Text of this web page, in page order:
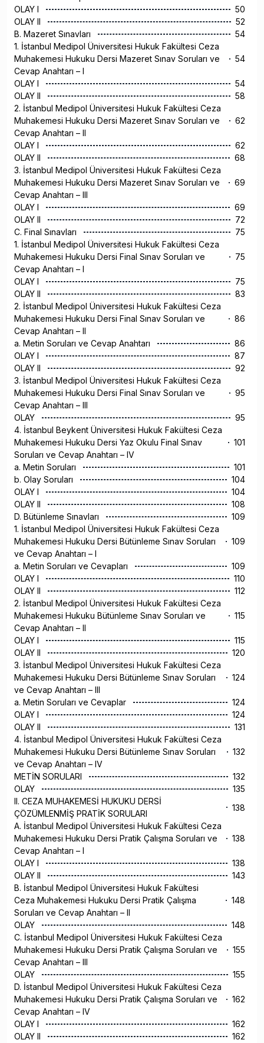
OLAY I
50
OLAY II
52
B. Mazeret Sınavları
54
1. İstanbul Medipol Üniversitesi Hukuk Fakültesi Ceza
Muhakemesi Hukuku Dersi Mazeret Sınav Soruları ve
Cevap Anahtarı – I
54
OLAY I
54
OLAY II
58
2. İstanbul Medipol Üniversitesi Hukuk Fakültesi Ceza
Muhakemesi Hukuku Dersi Mazeret Sınav Soruları ve
Cevap Anahtarı – II
62
OLAY I
62
OLAY II
68
3. İstanbul Medipol Üniversitesi Hukuk Fakültesi Ceza
Muhakemesi Hukuku Dersi Mazeret Sınav Soruları ve
Cevap Anahtarı – III
69
OLAY I
69
OLAY II
72
C. Final Sınavları
75
1. İstanbul Medipol Üniversitesi Hukuk Fakültesi Ceza
Muhakemesi Hukuku Dersi Final Sınav Soruları ve
Cevap Anahtarı – I
75
OLAY I
75
OLAY II
83
2. İstanbul Medipol Üniversitesi Hukuk Fakültesi Ceza
Muhakemesi Hukuku Dersi Final Sınav Soruları ve
Cevap Anahtarı – II
86
a. Metin Soruları ve Cevap Anahtarı
86
OLAY I
87
OLAY II
92
3. İstanbul Medipol Üniversitesi Hukuk Fakültesi Ceza
Muhakemesi Hukuku Dersi Final Sınav Soruları ve
Cevap Anahtarı – III
95
OLAY
95
4. İstanbul Beykent Üniversitesi Hukuk Fakültesi Ceza
Muhakemesi Hukuku Dersi Yaz Okulu Final Sınav
Soruları ve Cevap Anahtarı – IV
101
a. Metin Soruları
101
b. Olay Soruları
104
OLAY I
104
OLAY II
108
D. Bütünleme Sınavları
109
1. İstanbul Medipol Üniversitesi Hukuk Fakültesi Ceza
Muhakemesi Hukuku Dersi Bütünleme Sınav Soruları
ve Cevap Anahtarı – I
109
a. Metin Soruları ve Cevapları
109
OLAY I
110
OLAY II
112
2. İstanbul Medipol Üniversitesi Hukuk Fakültesi Ceza
Muhakemesi Hukuku Bütünleme Sınav Soruları ve
Cevap Anahtarı – II
115
OLAY I
115
OLAY II
120
3. İstanbul Medipol Üniversitesi Hukuk Fakültesi Ceza
Muhakemesi Hukuku Dersi Bütünleme Sınav Soruları
ve Cevap Anahtarı – III
124
a. Metin Soruları ve Cevaplar
124
OLAY I
124
OLAY II
131
4. İstanbul Medipol Üniversitesi Hukuk Fakültesi Ceza
Muhakemesi Hukuku Dersi Bütünleme Sınav Soruları
ve Cevap Anahtarı – IV
132
METİN SORULARI
132
OLAY
135
II. CEZA MUHAKEMESİ HUKUKU DERSİ
ÇÖZÜMLENMİŞ PRATİK SORULARI
138
A. İstanbul Medipol Üniversitesi Hukuk Fakültesi Ceza
Muhakemesi Hukuku Dersi Pratik Çalışma Soruları ve
Cevap Anahtarı – I
138
OLAY I
138
OLAY II
143
B. İstanbul Medipol Üniversitesi Hukuk Fakültesi
Ceza Muhakemesi Hukuku Dersi Pratik Çalışma
Soruları ve Cevap Anahtarı – II
148
OLAY
148
C. İstanbul Medipol Üniversitesi Hukuk Fakültesi Ceza
Muhakemesi Hukuku Dersi Pratik Çalışma Soruları ve
Cevap Anahtarı – III
155
OLAY
155
D. İstanbul Medipol Üniversitesi Hukuk Fakültesi Ceza
Muhakemesi Hukuku Dersi Pratik Çalışma Soruları ve
Cevap Anahtarı – IV
162
OLAY I
162
OLAY II
162